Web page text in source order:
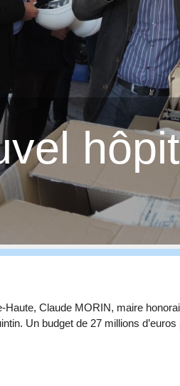
Claude MORIN, maire
Un budget de 27 millions